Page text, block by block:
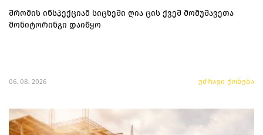
შრომის ინსპექციამ სიცხეში ღია ცის ქვეშ მომუშავეთა
მონიტორინგი დაიწყო
06. 08. 2026 უძრავი ქონება